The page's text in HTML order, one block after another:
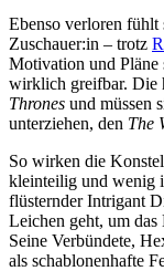
Ebenso verloren fühlt
Zuschauer:in – trotz
Motivation und Pläne
wirklich greifbar. Die
Thrones und müssen
unterziehen, den The
So wirken die
kleinteilig und wenig
flüsternder Intrigant
Leichen geht, um
Seine Verbündete,
als schablonenhafte